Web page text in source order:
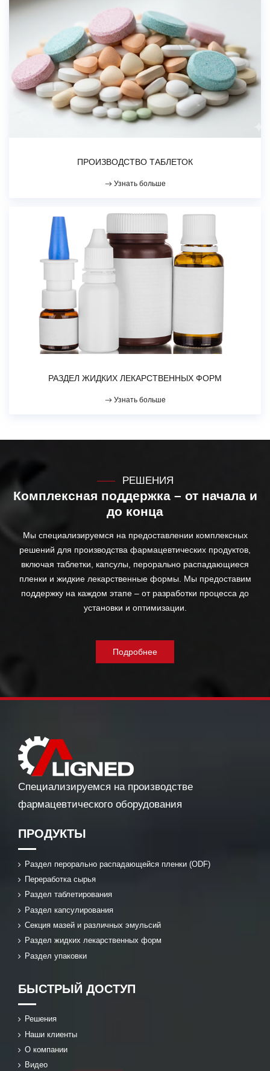
ПРОИЗВОДСТВО ТАБЛЕТОК
Узнать больше
РАЗДЕЛ ЖИДКИХ ЛЕКАРСТВЕННЫХ ФОРМ
Узнать больше
РЕШЕНИЯ
Комплексная поддержка – от начала и
до конца
Мы специализируемся на предоставлении комплексных
решений для производства фармацевтических продуктов,
включая таблетки, капсулы, перорально распадающиеся
пленки и жидкие лекарственные формы. Мы предоставим
поддержку на каждом этапе – от разработки процесса до
установки и оптимизации.
Подробнее
Специализируемся на производстве
фармацевтического оборудования
ПРОДУКТЫ
Раздел перорально распадающейся пленки (ODF)
Переработка сырья
Раздел таблетирования
Раздел капсулирования
Секция мазей и различных эмульсий
Раздел жидких лекарственных форм
Раздел упаковки
БЫСТРЫЙ ДОСТУП
Решения
Наши клиенты
О компании
Видео